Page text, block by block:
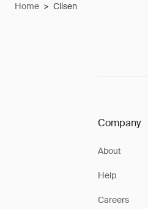
Home > Clisen
Company
About
Help
Careers